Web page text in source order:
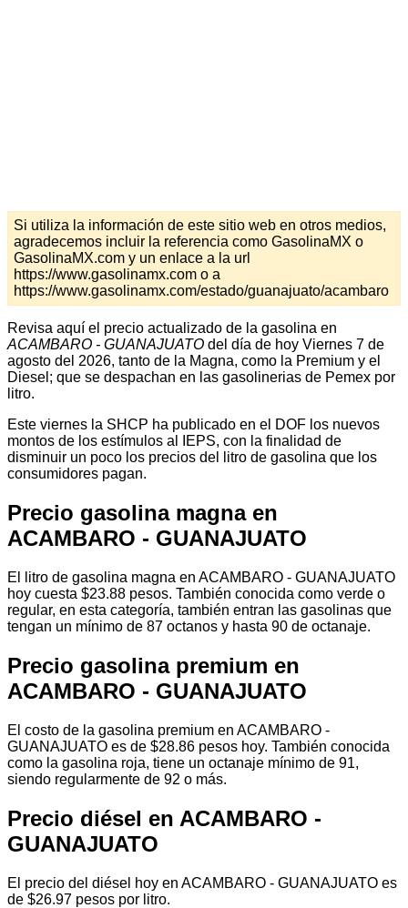
Si utiliza la información de este sitio web en otros medios,
agradecemos incluir la referencia como GasolinaMX o
GasolinaMX.com y un enlace a la url
https://www.gasolinamx.com o a
https://www.gasolinamx.com/estado/guanajuato/acambaro
Revisa aquí el precio actualizado de la gasolina en
ACAMBARO - GUANAJUATO del día de hoy Viernes 7 de
agosto del 2026, tanto de la Magna, como la Premium y el
Diesel; que se despachan en las gasolinerias de Pemex por
litro.
Este viernes la SHCP ha publicado en el DOF los nuevos
montos de los estímulos al IEPS, con la finalidad de
disminuir un poco los precios del litro de gasolina que los
consumidores pagan.
Precio gasolina magna en
ACAMBARO - GUANAJUATO
El litro de gasolina magna en ACAMBARO - GUANAJUATO
hoy cuesta $23.88 pesos. También conocida como verde o
regular, en esta categoría, también entran las gasolinas que
tengan un mínimo de 87 octanos y hasta 90 de octanaje.
Precio gasolina premium en
ACAMBARO - GUANAJUATO
El costo de la gasolina premium en ACAMBARO -
GUANAJUATO es de $28.86 pesos hoy. También conocida
como la gasolina roja, tiene un octanaje mínimo de 91,
siendo regularmente de 92 o más.
Precio diésel en ACAMBARO -
GUANAJUATO
El precio del diésel hoy en ACAMBARO - GUANAJUATO es
de $26.97 pesos por litro.